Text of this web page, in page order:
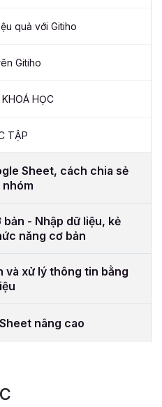
quả với Gitiho
Gitiho
HỌC
TẬP
Sheet, cách chia sẻ
nhóm
- Nhập dữ liệu, kẻ
năng cơ bản
và xử lý thông tin bằng
nâng cao